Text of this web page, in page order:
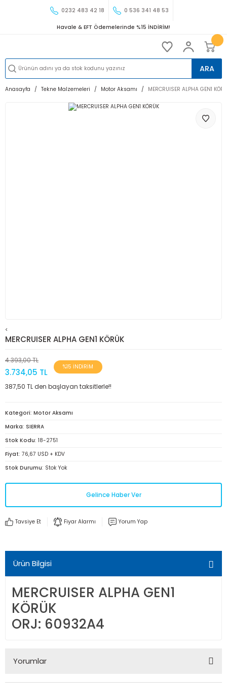
0232 483 42 18 0 536 341 48 53
Havale & EFT Ödemelerinde %15 İNDİRİM!
ARA
Anasayfa Tekne Malzemeleri Motor Aksamı MERCRUISER ALPHA GEN1
<
MERCRUISER ALPHA GEN1 KÖRÜK
4.393,00 TL
3.734,05 TL
%15 İNDİRİM
387,50 TL den başlayan taksitlerle!!
Kategori Motor Aksamı
Marka SIERRA
Stok Kodu 18-2751
Fiyat 76,67 USD + KDV
Stok Durumu Stok Yok
Gelince Haber Ver
Tavsiye Et Fiyar Alarmı Yorum Yap
Ürün Bilgisi
MERCRUISER ALPHA GEN1
KÖRÜK
ORJ: 60932A4
Yorumlar